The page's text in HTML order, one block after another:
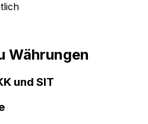
Währungen
und SIT